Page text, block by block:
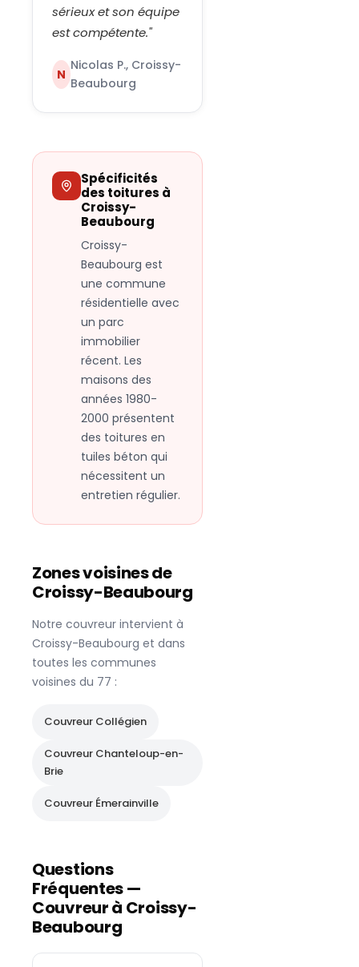
sérieux et son équipe
est compétente."
N
Nicolas P., Croissy-
Beaubourg
Spécificités
des toitures à
Croissy-
Beaubourg
Croissy-
Beaubourg est
une commune
résidentielle avec
un parc
immobilier
récent. Les
maisons des
années 1980-
2000 présentent
des toitures en
tuiles béton qui
nécessitent un
entretien régulier.
Zones voisines de
Croissy-Beaubourg
Notre couvreur intervient à
Croissy-Beaubourg et dans
toutes les communes
voisines du 77 :
Couvreur Collégien
Couvreur Chanteloup-en-
Brie
Couvreur Émerainville
Questions
Fréquentes —
Couvreur à Croissy-
Beaubourg